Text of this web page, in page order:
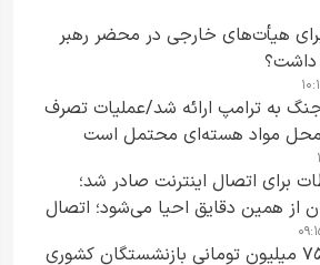
هیأت‌های خارجی در محضر رهبر
داشت؟
به ترامپ ارائه شد/عملیات تصرف
محل مواد هسته‌ای محتمل است
برای اتصال اینترنت صادر شد؛
از همین دقایق احیا می‌شود؛ اتصال
آغاز ثبت‌نام وام ۷۵ میلیون تومانی بازنشستگان کشوری